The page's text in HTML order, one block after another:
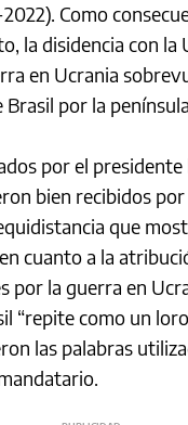
Como
la disidencia con la
en Ucrania
por la
por el
bien recibidos
que
cuanto a la
por la guerra en
“repite como un
las palabras